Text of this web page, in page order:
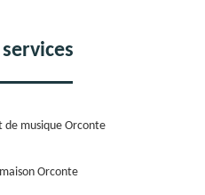
musique Orconte
Orconte